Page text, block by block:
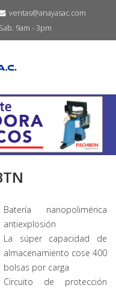
ventas@anayasac.com
9am - 3pm
Batería nanopolimérica
antiexplosión
La súper capacidad de
almacenamiento cose 400
bolsas por carga
Circuito de protección